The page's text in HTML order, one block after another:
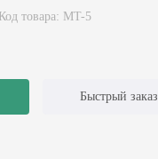
Код товара: MT-5
Быстрый заказ